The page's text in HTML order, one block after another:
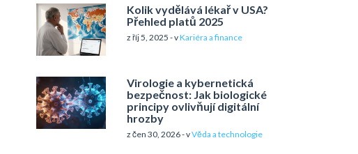
Kolik vydělává lékař v USA?
Přehled platů 2025
z říj 5, 2025 - vKariéra a finance
Virologie a kybernetická
bezpečnost: Jak biologické
principy ovlivňují digitální
hrozby
z čen 30, 2026 - vVěda a technologie